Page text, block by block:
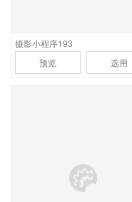
摄影小程序193
预览
选用
首页支持视频全屏自动播
放，功能含样片预览，客
片展示，品牌介绍，联系